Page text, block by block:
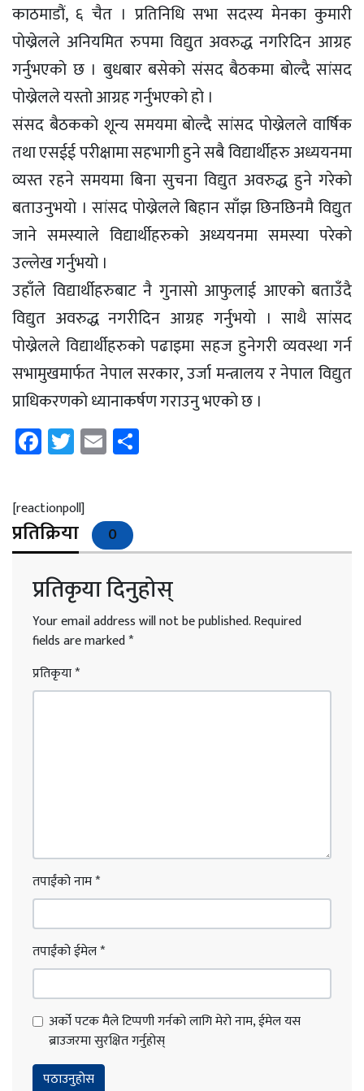
काठमाडौं, ६ चैत । प्रतिनिधि सभा सदस्य मेनका कुमारी
पाेख्रेलले अनियमित रुपमा विद्युत अवरुद्ध नगरिदिन आग्रह
गर्नुभएकाे छ । बुधबार बसेकाे संसद बैठकमा बाेल्दै सांसद
पाेख्रेलले यस्ताे आग्रह गर्नुभएकाे हाे ।
संसद बैठककाे शून्य समयमा बाेल्दै सांसद पाेख्रेलले वार्षिक
तथा एसईई परीक्षामा सहभागी हुने सबै विद्यार्थीहरु अध्ययनमा
व्यस्त रहने समयमा बिना सुचना विद्युत अवरुद्ध हुने गरेकाे
बताउनुभयाे । सांसद पाेख्रेलले बिहान साँझ छिनछिनमै विद्युत
जाने समस्याले विद्यार्थीहरुकाे अध्ययनमा समस्या परेकाे
उल्लेख गर्नुभयाे ।
उहाँले विद्यार्थीहरुबाट नै गुनासाे आफुलाई आएकाे बताउँदै
विद्युत अवरुद्ध नगरीदिन आग्रह गर्नुभयाे । साथै सांसद
पाेख्रेलले विद्यार्थीहरुकाे पढाइमा सहज हुनेगरी व्यवस्था गर्न
सभामुखमार्फत नेपाल सरकार, उर्जा मन्त्रालय र नेपाल विद्युत
प्राधिकरणकाे ध्यानाकर्षण गराउनु भएकाे छ ।
Facebook
Twitter
Email
[reactionpoll]
प्रतिक्रिया 0
प्रतिकृया दिनुहोस्
Your email address will not be published.Required
fields are marked*
प्रतिकृया*
तपाईंको नाम*
तपाईंको ईमेल*
अर्को पटक मैले टिप्पणी गर्नको लागि मेरो नाम, ईमेल यस
ब्राउजरमा सुरक्षित गर्नुहोस्